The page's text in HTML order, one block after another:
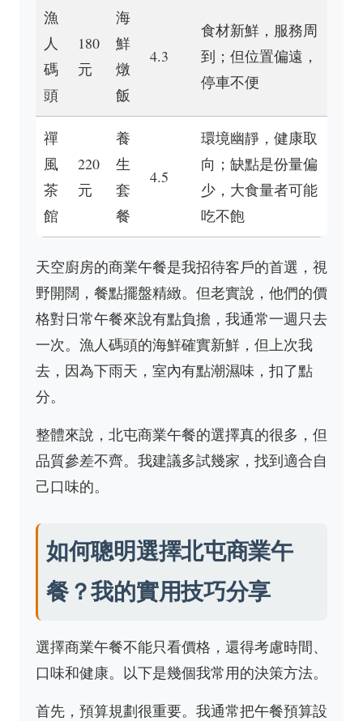
漁
人
碼
頭
180
元
海
鮮
燉
飯
4.3
食材新鮮，服務周
到；但位置偏遠，
停車不便
禪
風
茶
館
220
元
養
生
套
餐
4.5
環境幽靜，健康取
向；缺點是份量偏
少，大食量者可能
吃不飽
天空廚房的商業午餐是我招待客戶的首選，視
野開闊，餐點擺盤精緻。但老實說，他們的價
格對日常午餐來說有點負擔，我通常一週只去
一次。漁人碼頭的海鮮確實新鮮，但上次我
去，因為下雨天，室內有點潮濕味，扣了點
分。
整體來說，北屯商業午餐的選擇真的很多，但
品質參差不齊。我建議多試幾家，找到適合自
己口味的。
如何聰明選擇北屯商業午
餐？我的實用技巧分享
選擇商業午餐不能只看價格，還得考慮時間、
口味和健康。以下是幾個我常用的決策方法。
首先，預算規劃很重要。我通常把午餐預算設